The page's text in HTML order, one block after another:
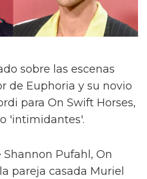
sobre las escenas
de Euphoria y su novio
para On Swift Horses,
'intimidantes'.
Pufahl, On
pareja casada Muriel